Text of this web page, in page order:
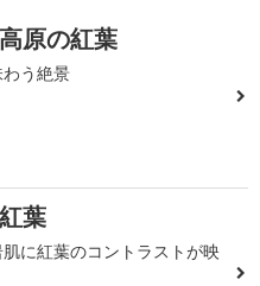
原の紅葉
う絶景
葉
に紅葉のコントラストが映